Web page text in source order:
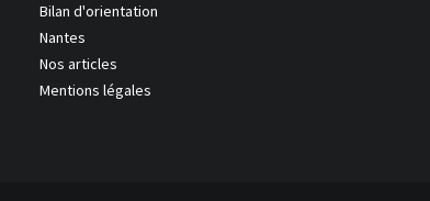
Bilan d'orientation
Nantes
Nos articles
Mentions légales